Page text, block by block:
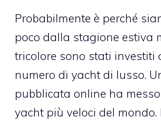
Probabilmente è perché
poco dalla stagione estiva
tricolore sono stati investiti
numero di yacht di lusso.
pubblicata online ha
yacht più veloci del mondo.